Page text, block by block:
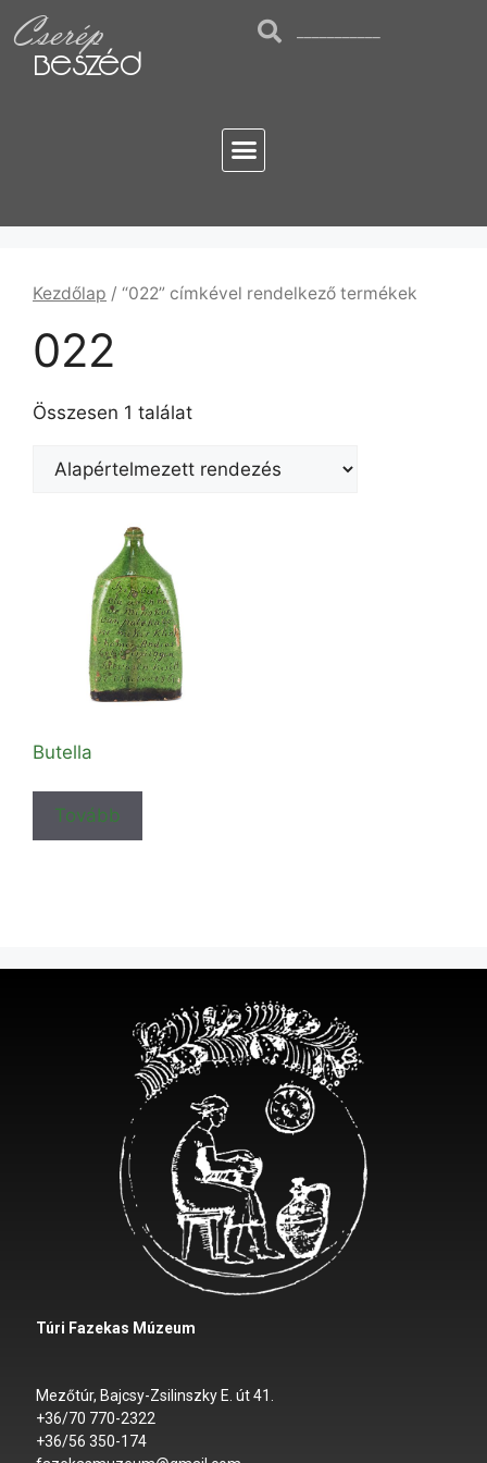
Cserép
Beszéd
Kezdőlap / “022” címkével rendelkező termékek
022
Összesen 1 találat
Butella
Tovább
Túri Fazekas Múzeum
Mezőtúr, Bajcsy-Zsilinszky E. út 41.
+36/70 770-2322
+36/56 350-174